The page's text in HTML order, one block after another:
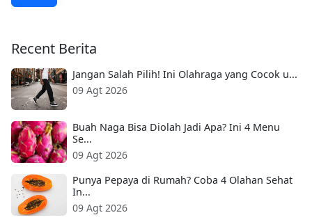
Recent Berita
Jangan Salah Pilih! Ini Olahraga yang Cocok u...
09 Agt 2026
Buah Naga Bisa Diolah Jadi Apa? Ini 4 Menu
Se...
09 Agt 2026
Punya Pepaya di Rumah? Coba 4 Olahan Sehat
In...
09 Agt 2026